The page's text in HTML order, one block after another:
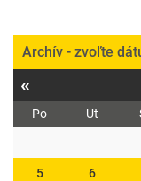
Archív - zvoľte
«
Po Ut
5 6